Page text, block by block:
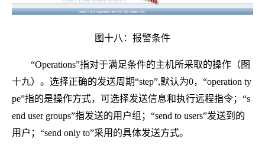
图十八：报警条件
“Operations”指对于满足条件的主机所采取的操作（图
十九）。选择正确的发送周期“step”,默认为0，“operation ty
pe”指的是操作方式，可选择发送信息和执行远程指令；“s
end user groups”指发送的用户组；“send to users”发送到的
用户；“send only to”采用的具体发送方式。